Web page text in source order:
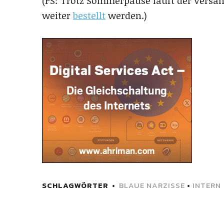
weiterbestelltwerden.)
SCHLAGWÖRTER BLAUE NARZISSE • INTERN